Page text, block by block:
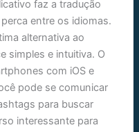
faz a tradução
entre os idiomas.
alternativa ao
simples e intuitiva. O
com iOS e
pode se comunicar
para buscar
interessante para